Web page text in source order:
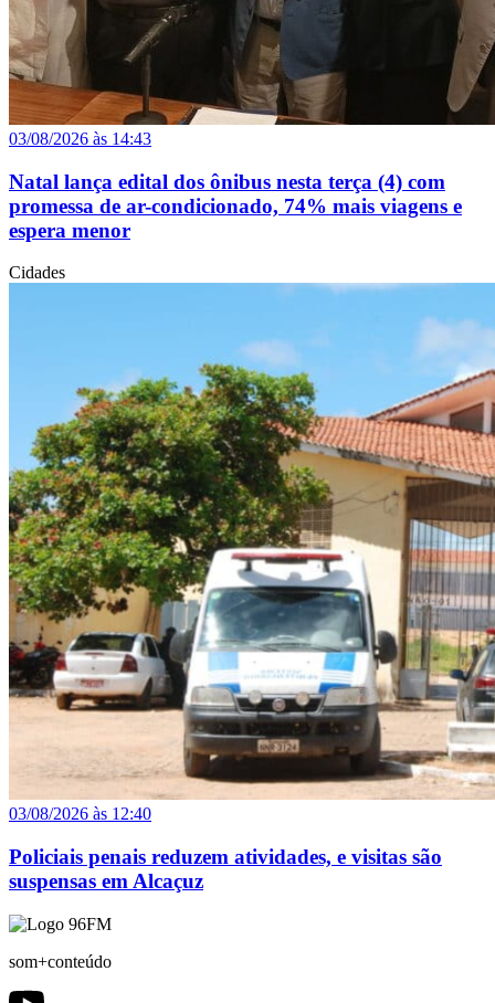
03/08/2026 às 14:43
Natal lança edital dos ônibus nesta terça (4) com
promessa de ar-condicionado, 74% mais viagens e
espera menor
Cidades
03/08/2026 às 12:40
Policiais penais reduzem atividades, e visitas são
suspensas em Alcaçuz
som+conteúdo